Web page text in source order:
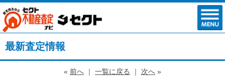
最新査定情報
« 前へ ｜ 一覧に戻る ｜ 次へ »